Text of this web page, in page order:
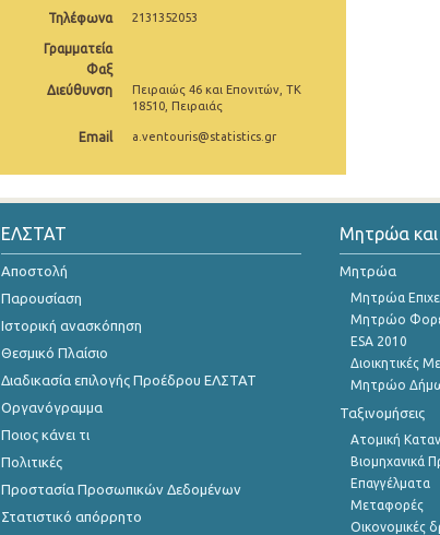
Νοεμβρίου 2024
Οκτωβρίου 2024
Σεπτεμβρίου 2024
Αυγούστου 2024
Ιουλίου 2024
Μαΐου 2024
Μαρτίου 2024
Ιανουαρίου 2024
Νοεμβρίου 2023
Οκτωβρίου 2023
Τηλέφωνα 2131352053
Γραμματεία
Φαξ
Διεύθυνση
Πειραιώς 46 και Επονιτών, ΤΚ
18510, Πειραιάς
Email a.ventouris@statistics.gr
ΕΛΣΤΑΤ
Αποστολή
Παρουσίαση
Ιστορική ανασκόπηση
Θεσμικό Πλαίσιο
Διαδικασία επιλογής Προέδρου ΕΛΣΤΑΤ
Οργανόγραμμα
Ποιος κάνει τι
Πολιτικές
Προστασία Προσωπικών Δεδομένων
Στατιστικό απόρρητο
Μητρώα και
Μητρώα
Μητρώα
Μητρώο
ESA 2010
Διοικητικές
Μητρώο
Ταξινομήσεις
Ατομική
Βιομηχανικά
Επαγγέλματα
Μεταφορές
Οικονομικές